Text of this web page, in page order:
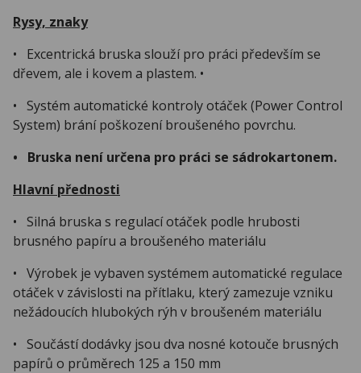
Rysy, znaky
• Excentrická bruska slouží pro práci především se
dřevem, ale i kovem a plastem. •
• Systém automatické kontroly otáček (Power Control
System) brání poškození broušeného povrchu.
• Bruska není určena pro práci se sádrokartonem.
Hlavní přednosti
• Silná bruska s regulací otáček podle hrubosti
brusného papíru a broušeného materiálu
• Výrobek je vybaven systémem automatické regulace
otáček v závislosti na přítlaku, který zamezuje vzniku
nežádoucích hlubokých rýh v broušeném materiálu
• Součástí dodávky jsou dva nosné kotouče brusných
papírů o průměrech 125 a 150 mm